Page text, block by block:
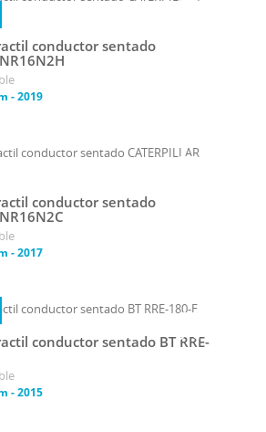
conductor sentado
-2019
conductor sentado
-2017
conductor sentado BT RRE-
-2015